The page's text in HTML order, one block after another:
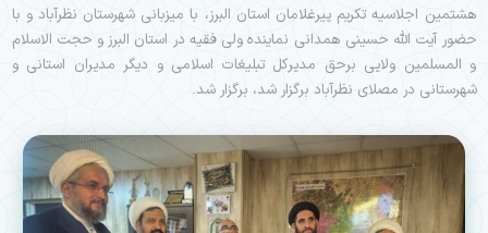
هشتمین اجلاسیه تکریم پیرغلامان استان البرز، با میزبانی شهرستان نظرآباد و با
حضور آیت الله حسینی همدانی نماینده ولی فقیه در استان البرز و حجت الاسلام
و المسلمین ولایی برحق مدیرکل تبلیغات اسلامی و دیگر مدیران استانی و
شهرستانی در مصلای نظرآباد برگزار شد، برگزار شد.